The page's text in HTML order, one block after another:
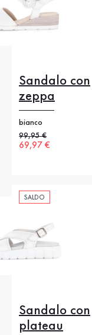
Sandalo con
zeppa
bianco
Prezzo precedente
99,95 €
Nuovo prezzo
69,97 €
SALDO
Sandalo con
plateau